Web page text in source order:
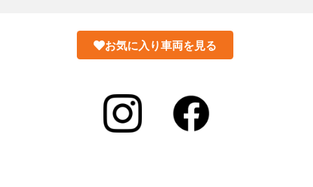
お気に入り車両を見る